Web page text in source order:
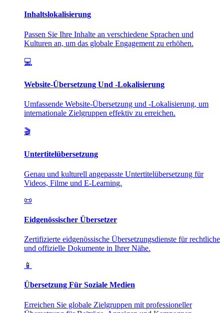
Inhaltslokalisierung
Passen Sie Ihre Inhalte an verschiedene Sprachen und
Kulturen an, um das globale Engagement zu erhöhen.
💻
Website-Übersetzung Und -Lokalisierung
Umfassende Website-Übersetzung und -Lokalisierung, um
internationale Zielgruppen effektiv zu erreichen.
🎬
Untertitelübersetzung
Genau und kulturell angepasste Untertitelübersetzung für
Videos, Filme und E-Learning.
📜
Eidgenössischer Übersetzer
Zertifizierte eidgenössische Übersetzungsdienste für rechtliche
und offizielle Dokumente in Ihrer Nähe.
📱
Übersetzung Für Soziale Medien
Erreichen Sie globale Zielgruppen mit professioneller